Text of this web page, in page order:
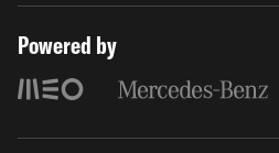
Powered by